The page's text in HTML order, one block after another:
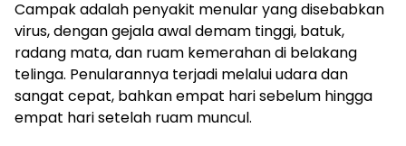
Campak adalah penyakit menular yang disebabkan
virus, dengan gejala awal demam tinggi, batuk,
radang mata, dan ruam kemerahan di belakang
telinga. Penularannya terjadi melalui udara dan
sangat cepat, bahkan empat hari sebelum hingga
empat hari setelah ruam muncul.